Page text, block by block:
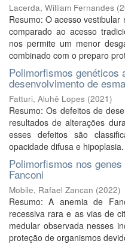
Lacerda, William Fernandes (
Resumo: O acesso
comparado ao acesso
nos permite um menor
combinado com o preparo
Polimorfismos genéticos
desenvolvimento de
Fatturi, Aluhê Lopes (2021)
Resumo: Os defeitos de
resultados de alterações
esses defeitos são
opacidade difusa e
Polimorfismos nos
Fanconi
Mobile, Rafael Zancan (2022)
Resumo: A anemia de
recessiva rara e as vias de
medular observada nesses
proteção de organismos